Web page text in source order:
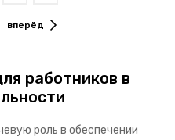
вперёд
работников в
роль в обеспечении